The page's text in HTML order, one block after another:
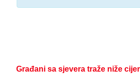
Građani sa sjevera traže niže